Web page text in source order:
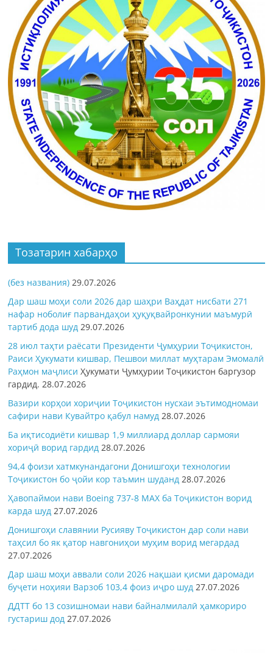
Тозатарин хабарҳо
(без названия) 29.07.2026
Дар шаш моҳи соли 2026 дар шаҳри Ваҳдат нисбати 271
нафар ноболиғ парвандаҳои ҳуқуқвайронкунии маъмурӣ
тартиб дода шуд 29.07.2026
28 июл таҳти раёсати Президенти Ҷумҳурии Тоҷикистон,
Раиси Ҳукумати кишвар, Пешвои миллат муҳтарам Эмомалӣ
Раҳмон маҷлисиҲукумати Ҷумҳурии Тоҷикистон баргузор
гардид.28.07.2026
Вазири корҳои хориҷии Тоҷикистон нусхаи эътимодномаи
сафири нави Кувайтро қабул намуд 28.07.2026
Ба иқтисодиёти кишвар 1,9 миллиард доллар сармояи
хориҷӣ ворид гардид 28.07.2026
94,4 фоизи хатмкунандагони Донишгоҳи технологии
Тоҷикистон бо ҷойи кор таъмин шуданд 28.07.2026
Ҳавопаймои нави Boeing 737-8 MAX ба Тоҷикистон ворид
карда шуд 27.07.2026
Донишгоҳи славянии Русияву Тоҷикистон дар соли нави
таҳсил бо як қатор навгониҳои муҳим ворид мегардад
27.07.2026
Дар шаш моҳи аввали соли 2026 нақшаи қисми даромади
буҷети ноҳияи Варзоб 103,4 фоиз иҷро шуд 27.07.2026
ДДТТ бо 13 созишномаи нави байналмилалӣ ҳамкориро
густариш дод 27.07.2026